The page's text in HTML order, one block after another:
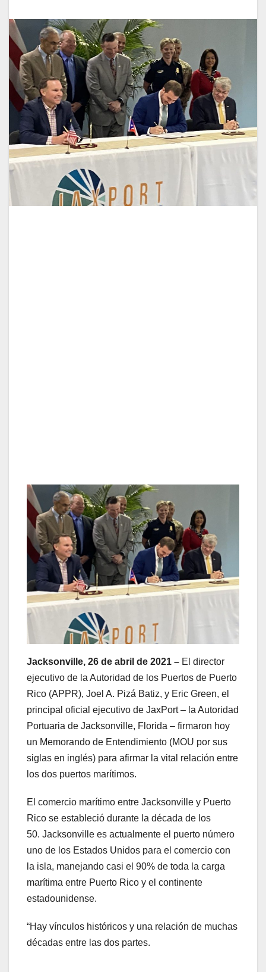
Jacksonville, 26 de abril de 2021 – El director
ejecutivo de la Autoridad de los Puertos de Puerto
Rico (APPR), Joel A. Pizá Batiz, y Eric Green, el
principal oficial ejecutivo de JaxPort – la Autoridad
Portuaria de Jacksonville, Florida – firmaron hoy
un Memorando de Entendimiento (MOU por sus
siglas en inglés) para afirmar la vital relación entre
los dos puertos marítimos.
El comercio marítimo entre Jacksonville y Puerto
Rico se estableció durante la década de los
50. Jacksonville es actualmente el puerto número
uno de los Estados Unidos para el comercio con
la isla, manejando casi el 90% de toda la carga
marítima entre Puerto Rico y el continente
estadounidense.
“Hay vínculos históricos y una relación de muchas
décadas entre las dos partes.